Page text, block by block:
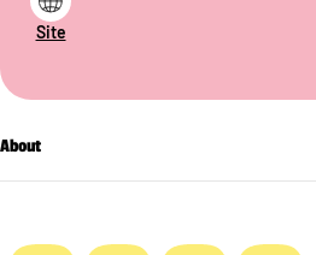
Site
About